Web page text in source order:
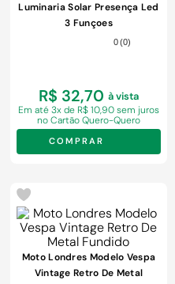
Luminaria Solar Presença Led
3 Funçoes
0 (0)
R$ 32,70 à vista
Em até 3x de R$ 10,90 sem juros
no Cartão Quero-Quero
COMPRAR
Moto Londres Modelo Vespa
Vintage Retro De Metal